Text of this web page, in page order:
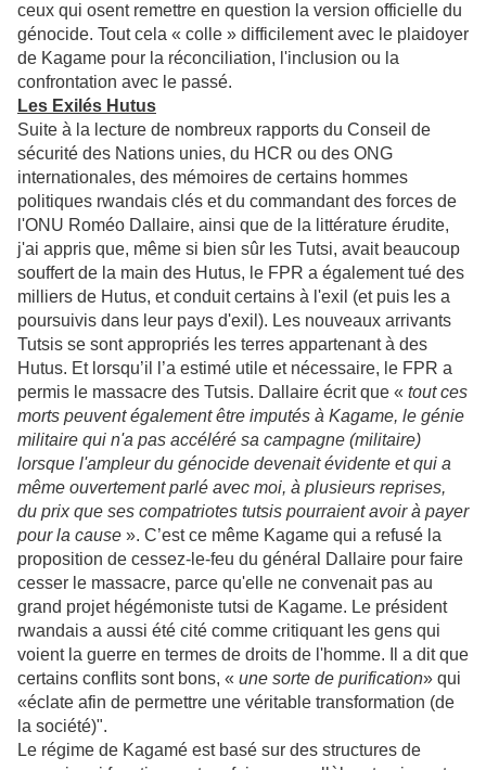
ceux qui osent remettre en question la version officielle du
génocide. Tout cela « colle » difficilement avec le plaidoyer
de Kagame pour la réconciliation, l'inclusion ou la
confrontation avec le passé.
Les Exilés Hutus
Suite à la lecture de nombreux rapports du Conseil de
sécurité des Nations unies, du HCR ou des ONG
internationales, des mémoires de certains hommes
politiques rwandais clés et du commandant des forces de
l'ONU Roméo Dallaire, ainsi que de la littérature érudite,
j'ai appris que, même si bien sûr les Tutsi, avait beaucoup
souffert de la main des Hutus, le FPR a également tué des
milliers de Hutus, et conduit certains à l'exil (et puis les a
poursuivis dans leur pays d'exil). Les nouveaux arrivants
Tutsis se sont appropriés les terres appartenant à des
Hutus. Et lorsqu’il l’a estimé utile et nécessaire, le FPR a
permis le massacre des Tutsis. Dallaire écrit que « tout ces
morts peuvent également être imputés à Kagame, le génie
militaire qui n'a pas accéléré sa campagne (militaire)
lorsque l'ampleur du génocide devenait évidente et qui a
même ouvertement parlé avec moi, à plusieurs reprises,
du prix que ses compatriotes tutsis pourraient avoir à payer
pour la cause ». C’est ce même Kagame qui a refusé la
proposition de cessez-le-feu du général Dallaire pour faire
cesser le massacre, parce qu'elle ne convenait pas au
grand projet hégémoniste tutsi de Kagame. Le président
rwandais a aussi été cité comme critiquant les gens qui
voient la guerre en termes de droits de l'homme. Il a dit que
certains conflits sont bons, « une sorte de purification» qui
«éclate afin de permettre une véritable transformation (de
la société)".
Le régime de Kagamé est basé sur des structures de